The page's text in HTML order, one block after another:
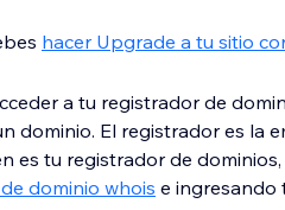
hacer Upgrade a tu sitio
a tu registrador de
dominio. El registrador es la
es tu registrador de
dominio whois e ingresando